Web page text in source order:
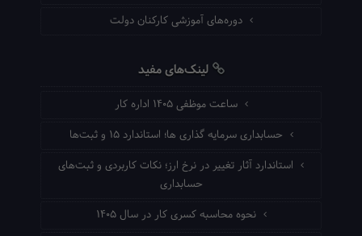
دوره‌های آموزشی کارکنان دولت
لینک‌های مفید
ساعت موظفی ۱۴۰۵ اداره کار
حسابداری سرمایه گذاری ها؛ استاندارد ۱۵ و ثبت‌ها
استاندارد آثار تغییر در نرخ ارز؛ نکات کاربردی و ثبت‌های
حسابداری
نحوه محاسبه کسری کار در سال ۱۴۰۵